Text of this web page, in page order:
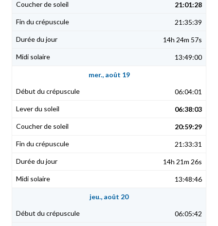
21:01:28
21:35:39
14h 24m 57s
13:49:00
mer., août 19
06:04:01
06:38:03
20:59:29
21:33:31
14h 21m 26s
13:48:46
jeu., août 20
06:05:42